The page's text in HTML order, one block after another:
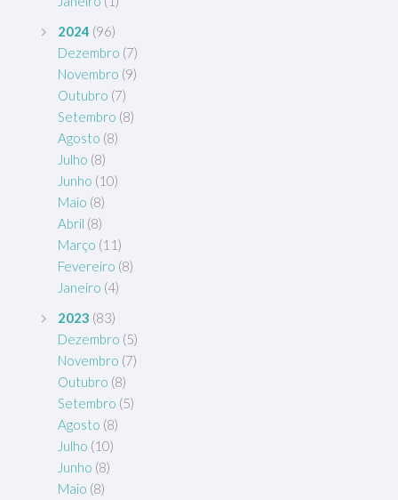
2024 (96)
Dezembro (7)
Novembro (9)
Outubro (7)
Setembro (8)
Agosto (8)
Julho (8)
Junho (10)
Maio (8)
Abril (8)
Março (11)
Fevereiro (8)
Janeiro (4)
2023 (83)
Dezembro (5)
Novembro (7)
Outubro (8)
Setembro (5)
Agosto (8)
Julho (10)
Junho (8)
Maio (8)